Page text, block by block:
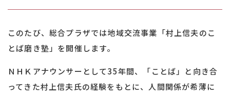
このたび、総合プラザでは地域交流事業「村上信夫のこ
とば磨き塾」を開催します。
ＮＨＫアナウンサーとして35年間、「ことば」と向き合
ってきた村上信夫氏の経験をもとに、人間関係が希薄に